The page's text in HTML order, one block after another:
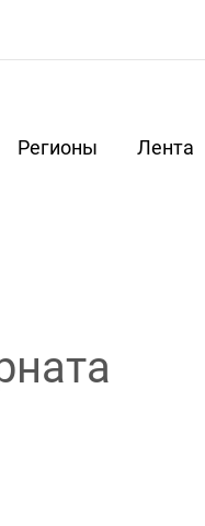
Регионы Лента